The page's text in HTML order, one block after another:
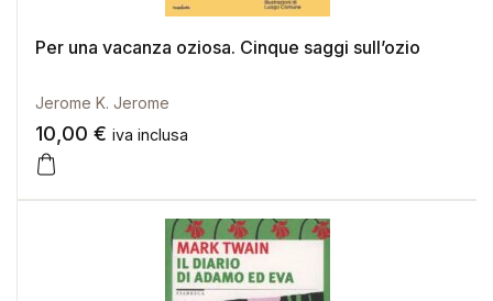
Per una vacanza oziosa. Cinque saggi sull’ozio
Jerome K. Jerome
10,00 € iva inclusa